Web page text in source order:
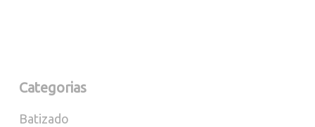
Categorias
Batizado